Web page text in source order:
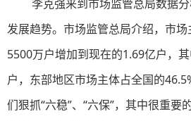
李克强来到市场监管总局数据
发展趋势。市场监管总局介绍，市
5500万户增加到现在的1.69亿户，
户，东部地区市场主体占全国的
们狠抓“六稳”、“六保”，其中很重要